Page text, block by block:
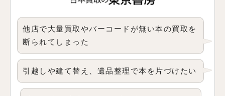
他店で大量買取やバーコードが無い本の買取を
断られてしまった
引越しや建て替え、遺品整理で本を片づけたい